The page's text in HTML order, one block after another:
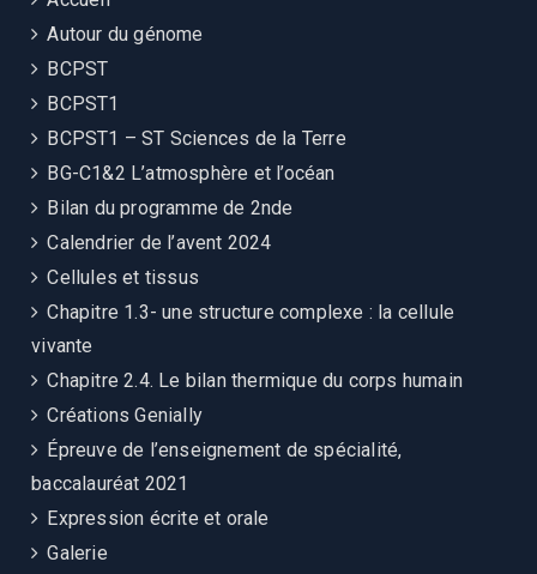
Autour du génome
BCPST
BCPST1
BCPST1 – ST Sciences de la Terre
BG-C1&2 L’atmosphère et l’océan
Bilan du programme de 2nde
Calendrier de l’avent 2024
Cellules et tissus
Chapitre 1.3- une structure complexe : la cellule
vivante
Chapitre 2.4. Le bilan thermique du corps humain
Créations Genially
Épreuve de l’enseignement de spécialité,
baccalauréat 2021
Expression écrite et orale
Galerie